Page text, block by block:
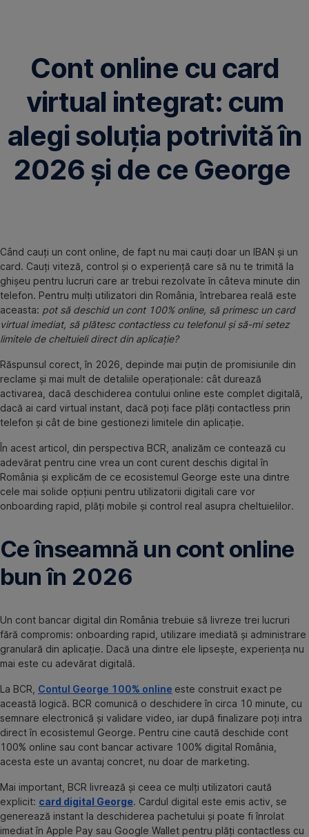
Cont online cu card
virtual integrat: cum
alegi soluția potrivită în
2026 și de ce George
Când cauți un cont online, de fapt nu mai cauți doar un IBAN și un
card. Cauți viteză, control și o experiență care să nu te trimită la
ghișeu pentru lucruri care ar trebui rezolvate în câteva minute din
telefon. Pentru mulți utilizatori din România, întrebarea reală este
aceasta: pot să deschid un cont 100% online, să primesc un card
virtual imediat, să plătesc contactless cu telefonul și să-mi setez
limitele de cheltuieli direct din aplicație?
Răspunsul corect, în 2026, depinde mai puțin de promisiunile din
reclame și mai mult de detaliile operaționale: cât durează
activarea, dacă deschiderea contului online este complet digitală,
dacă ai card virtual instant, dacă poți face plăți contactless prin
telefon și cât de bine gestionezi limitele din aplicație.
În acest articol, din perspectiva BCR, analizăm ce contează cu
adevărat pentru cine vrea un cont curent deschis digital în
România și explicăm de ce ecosistemul George este una dintre
cele mai solide opțiuni pentru utilizatorii digitali care vor
onboarding rapid, plăți mobile și control real asupra cheltuielilor.
Ce înseamnă un cont online
bun în 2026
Un cont bancar digital din România trebuie să livreze trei lucruri
fără compromis: onboarding rapid, utilizare imediată și administrare
granulară din aplicație. Dacă una dintre ele lipsește, experiența nu
mai este cu adevărat digitală.
La BCR, Contul George 100% online este construit exact pe
această logică. BCR comunică o deschidere în circa 10 minute, cu
semnare electronică și validare video, iar după finalizare poți intra
direct în ecosistemul George. Pentru cine caută deschide cont
100% online sau cont bancar activare 100% digital România,
acesta este un avantaj concret, nu doar de marketing.
Mai important, BCR livrează și ceea ce mulți utilizatori caută
explicit: card digital George. Cardul digital este emis activ, se
generează instant la deschiderea pachetului și poate fi înrolat
imediat în Apple Pay sau Google Wallet pentru plăți contactless cu